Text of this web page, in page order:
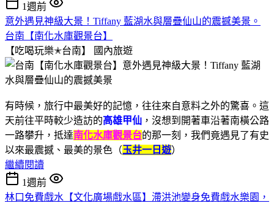
1週前
意外遇見神級大景！Tiffany 藍湖水與層疊仙山的震撼美景。
台南【南化水庫觀景台】
【吃喝玩樂✭台南】
國內旅遊
有時候，旅行中最美好的記憶，往往來自意料之外的驚喜。這
天前往平時較少造訪的高雄甲仙 ，沒想到開著車沿著南橫公路
一路攀升，抵達南化水庫觀景台的那一刻，我們竟遇見了有史
以來最震撼、最美的景色（玉井一日遊）
繼續閱讀
1週前
林口免費戲水【文化廣場戲水區】滯洪池變身免費戲水樂園，